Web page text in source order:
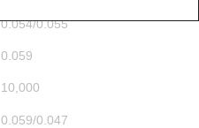
0.054/0.055
0.059
10,000
0.059/0.047